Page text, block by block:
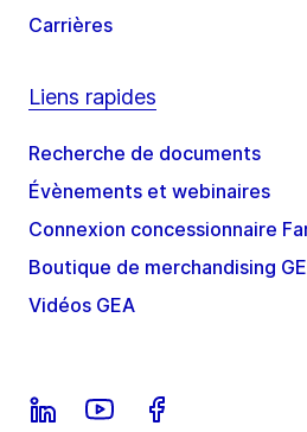
Carrières
Liens rapides
Recherche de documents
Évènements et webinaires
Connexion concessionnaire
Boutique de merchandising
Vidéos GEA